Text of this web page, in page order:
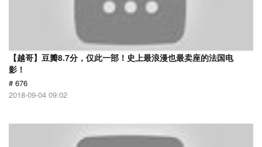
【越哥】豆瓣8.7分，仅此一部！史上最浪漫也最卖座的法国电
影！
# 676
2018-09-04 09:02